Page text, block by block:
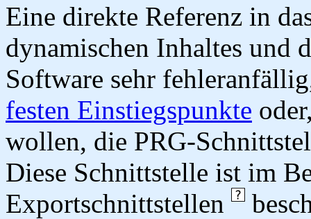
Eine direkte Referenz in
dynamischen Inhaltes und
Software sehr
festen Einstiegspunkte
wollen, die PRG-
Diese Schnittstelle ist im
Exportschnittstellen